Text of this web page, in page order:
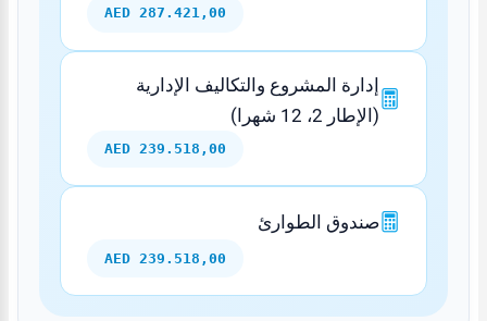
287.421,00 AED
إدارة المشروع والتكاليف الإدارية
(الإطار 2، 12 شهرا)
239.518,00 AED
صندوق الطوارئ
239.518,00 AED